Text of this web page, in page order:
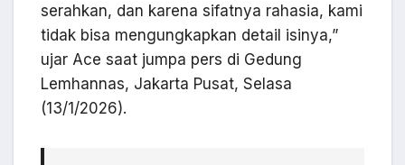
serahkan, dan karena sifatnya rahasia, kami
tidak bisa mengungkapkan detail isinya,”
ujar Ace saat jumpa pers di Gedung
Lemhannas, Jakarta Pusat, Selasa
(13/1/2026).